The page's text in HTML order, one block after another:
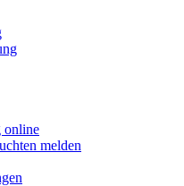
online
melden